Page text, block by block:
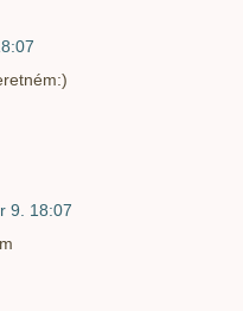
9. 18:07